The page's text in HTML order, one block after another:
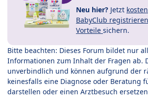
Neu hier? Jetzt
BabyClub registrieren
Vorteile sichern.
Bitte beachten: Dieses Forum bildet nur
Informationen zum Inhalt der Fragen ab.
unverbindlich und können aufgrund der
keinesfalls eine Diagnose oder Beratung
darstellen oder einen Arztbesuch